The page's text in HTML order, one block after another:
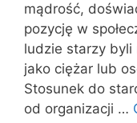
mądrość,
pozycję w
ludzie starzy
jako ciężar lub
Stosunek do
od organizacji …